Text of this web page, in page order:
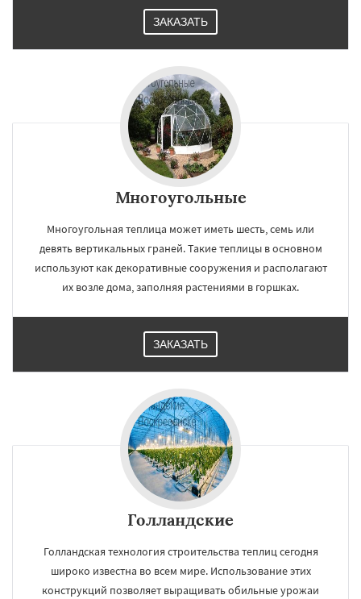
ЗАКАЗАТЬ
Многоугольные
Многоугольная теплица может иметь шесть, семь или
девять вертикальных граней. Такие теплицы в основном
используют как декоративные сооружения и располагают
их возле дома, заполняя растениями в горшках.
ЗАКАЗАТЬ
Голландские
Голландская технология строительства теплиц сегодня
широко известна во всем мире. Использование этих
конструкций позволяет выращивать обильные урожаи